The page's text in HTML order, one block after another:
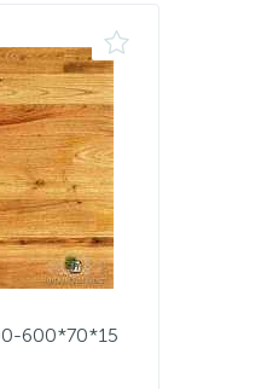
600*70*15